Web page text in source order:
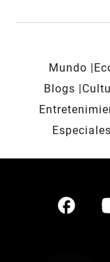
Mundo
Blogs